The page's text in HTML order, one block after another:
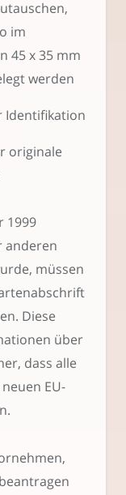
im
45 x 35 mm
werden
Identifikation
originale
1999
anderen
müssen
Diese
über
dass alle
EU-